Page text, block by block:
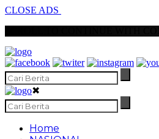
CLOSE ADS
✖
Home